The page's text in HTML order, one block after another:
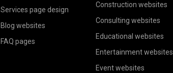
Services page design
Blog websites
FAQ pages
Construction websites
Consulting websites
Educational websites
Entertainment websites
Event websites